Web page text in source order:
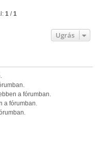
1 /1
Ugrás
a fórumban.
a fórumban.